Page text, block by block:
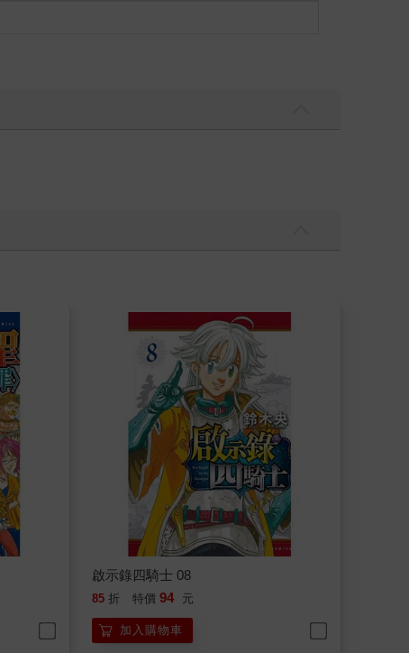
啟示錄四騎士 08
85 折 特價 94 元
加入購物車